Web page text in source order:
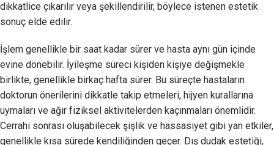
dikkatlice çıkarılır veya şekillendirilir, böylece istenen estetik
sonuç elde edilir.
İşlem genellikle bir saat kadar sürer ve hasta aynı gün içinde
evine dönebilir. İyileşme süreci kişiden kişiye değişmekle
birlikte, genellikle birkaç hafta sürer. Bu süreçte hastaların
doktorun önerilerini dikkatle takip etmeleri, hijyen kurallarına
uymaları ve ağır fiziksel aktivitelerden kaçınmaları önemlidir.
Cerrahi sonrası oluşabilecek şişlik ve hassasiyet gibi yan etkiler,
genellikle kısa sürede kendiliğinden geçer. Dış dudak estetiği,